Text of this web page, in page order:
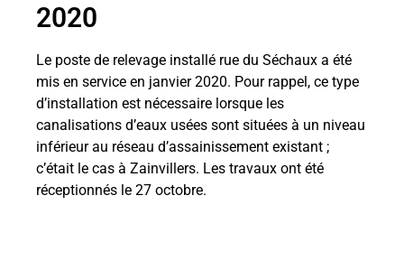
2020
Le poste de relevage installé rue du Séchaux a été
mis en service en janvier 2020. Pour rappel, ce type
d’installation est nécessaire lorsque les
canalisations d’eaux usées sont situées à un niveau
inférieur au réseau d’assainissement existant ;
c’était le cas à Zainvillers. Les travaux ont été
réceptionnés le 27 octobre.